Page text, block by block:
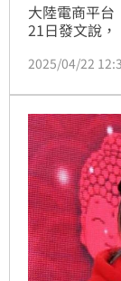
大陸電商平台
21日發文說
東。
2025/04/22